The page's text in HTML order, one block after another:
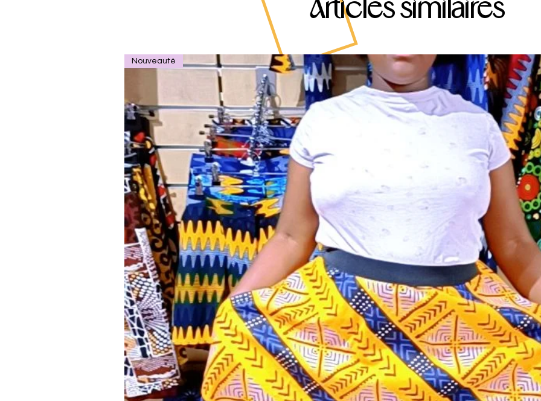
Articles similaires
Nouveauté